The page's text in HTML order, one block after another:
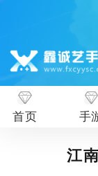
首页 手
江